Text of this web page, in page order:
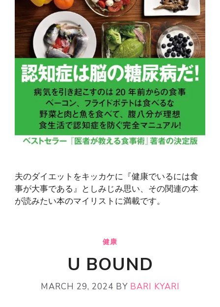
夫のダイエットをキッカケに『健康でいるには食
事が大事である』としみじみ思い、その関連の本
が読みたい本のマイリストに満載です。
健康
U BOUND
MARCH 29, 2024 BY BARI KYARI